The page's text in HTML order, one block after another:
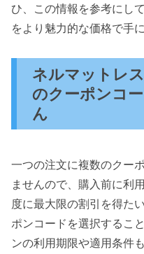
ひ、この情報を参考にし
をより魅力的な価格で手
ネルマットレ
のクーポンコ
ん
一つの注文に複数のクー
ませんので、購入前に利
度に最大限の割引を得た
ポンコードを選択するこ
ンの利用期限や適用条件